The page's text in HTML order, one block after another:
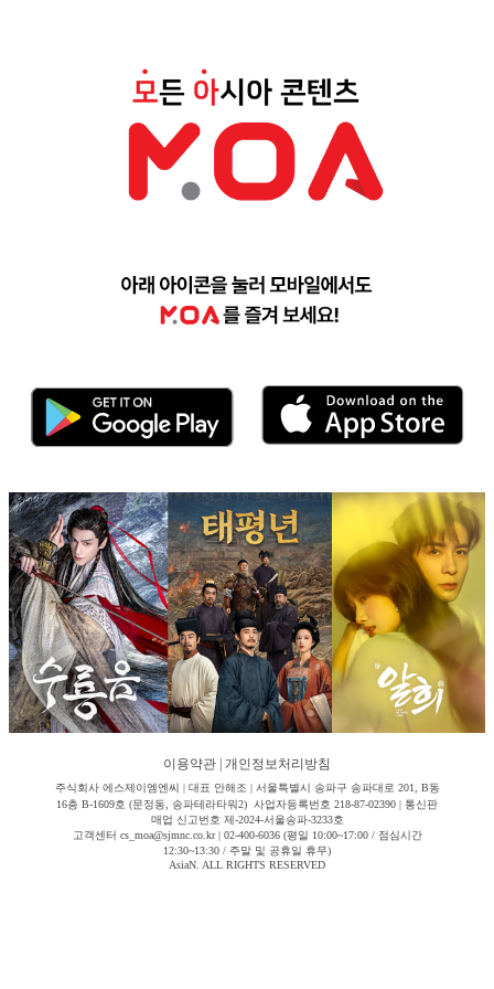
이용약관 개인정보처리방침
주식회사 에스제이엠엔씨 | 대표 안해조 | 서울특별시 송파구 송파대로 201, B동
16층 B-1609호 (문정동, 송파테라타워2) 사업자등록번호 218-87-02390 | 통신판
매업 신고번호 제-2024-서울송파-3233호
고객센터 cs_moa@sjmnc.co.kr | 02-400-6036 (평일 10:00~17:00 / 점심시간
12:30~13:30 / 주말 및 공휴일 휴무)
AsiaN. ALL RIGHTS RESERVED